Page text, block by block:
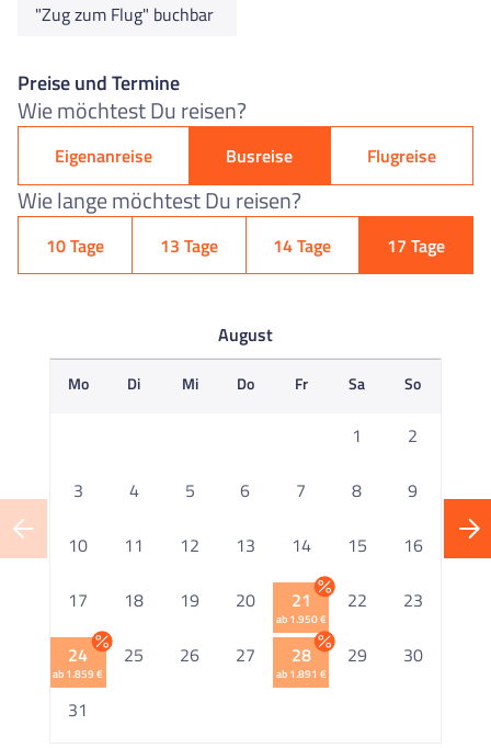
"Zug zum Flug" buchbar
Preise und Termine
Wie möchtest Du reisen?
Eigenanreise Busreise Flugreise
Wie lange möchtest Du reisen?
10 Tage 13 Tage 14 Tage 17 Tage
August
Mo Di Mi Do Fr Sa So
1 2
3 4 5 6 7 8 9
10 11 12 13 14 15 16
17 18 19 20 21
ab 1.950 €
22 23
24
ab 1.859 €
25 26 27 28
ab 1.891 €
29 30
31